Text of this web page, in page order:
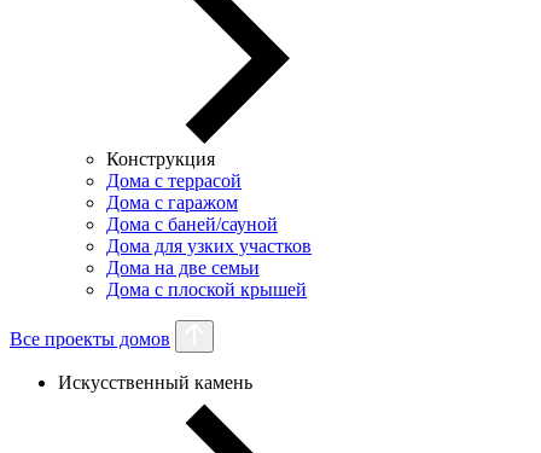
Конструкция
Дома с террасой
Дома с гаражом
Дома с баней/сауной
Дома для узких участков
Дома на две семьи
Дома с плоской крышей
Все проекты домов
Искусственный камень